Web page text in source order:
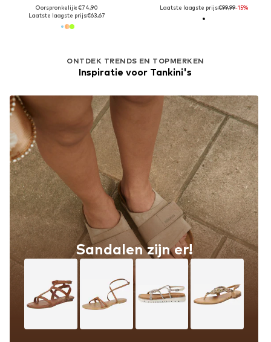
Oorspronkelijk: €74,90
Laatste laagste prijs:€63,67
ONTDEK TRENDS EN TOPMERKEN
Inspiratie voor Tankini's
Sandalen zijn er!
Laatste laagste prijs:€99,99-15%